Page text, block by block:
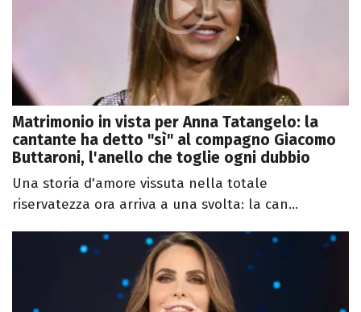
Matrimonio in vista per Anna Tatangelo: la
cantante ha detto "sì" al compagno Giacomo
Buttaroni, l'anello che toglie ogni dubbio
Una storia d'amore vissuta nella totale
riservatezza ora arriva a una svolta: la can...